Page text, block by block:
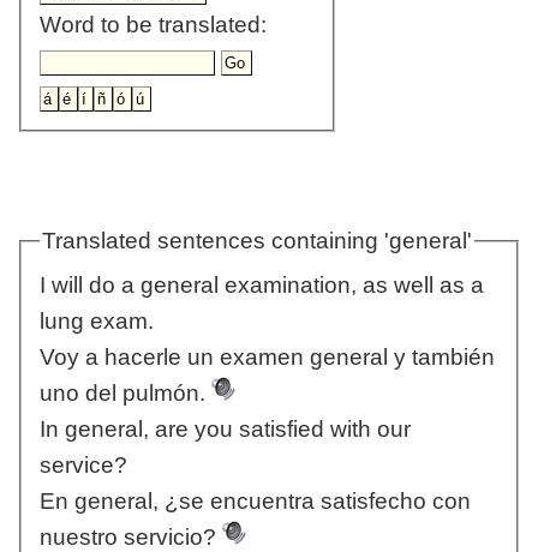
Word to be translated:
Translated sentences containing 'general'
I will do a general examination, as well as a
lung exam.
Voy a hacerle un examen general y también
uno del pulmón.
In general, are you satisfied with our
service?
En general, ¿se encuentra satisfecho con
nuestro servicio?